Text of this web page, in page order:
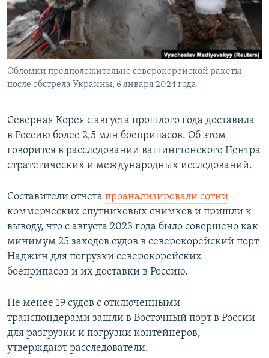
ПОБЕДИТЕЛЕЙ НЕ СУДЯТ?
КРЫМ.НЕПОКОРЕННЫЙ
ELIFBE
УКРАИНСКАЯ ПРОБЛЕМА КРЫМА
ПРИСОЕДИНЯЙТЕСЬ!
Все сайты RFE/RL
Обломки предположительно северокорейской ракеты
после обстрела Украины, 6 января 2024 года
Северная Корея с августа прошлого года доставила
в Россию более 2,5 млн боеприпасов. Об этом
говорится в расследовании вашингтонского Центра
стратегических и международных исследований.
Составители отчета проанализировали сотни
коммерческих спутниковых снимков и пришли к
выводу, что с августа 2023 года было совершено как
минимум 25 заходов судов в северокорейский порт
Наджин для погрузки северокорейских
боеприпасов и их доставки в Россию.
Не менее 19 судов с отключенными
транспондерами зашли в Восточный порт в России
для разгрузки и погрузки контейнеров,
утверждают расследователи.